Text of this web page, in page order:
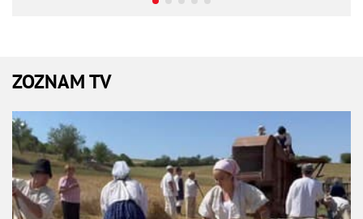
ZOZNAM TV